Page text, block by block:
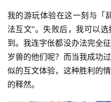
我的游玩体验在这一刻与「
法互文”。失败后，我可以
到。我连字伥都没办法完全
岁兽的他们呢？而当我成功
似的互文体验，这种胜利的
的释然。